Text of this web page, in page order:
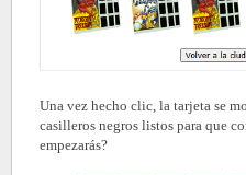
Una vez hecho clic, la tarjeta se
casilleros negros listos para que
empezarás?